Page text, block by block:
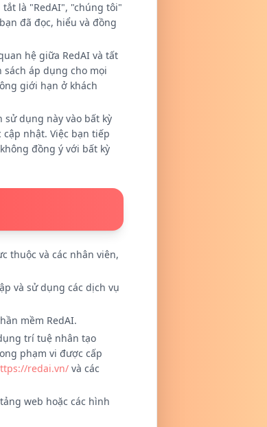
tắt là "RedAI", "chúng tôi"
đã đọc, hiểu và đồng
hệ giữa RedAI và tất
áp dụng cho mọi
giới hạn ở khách
dụng này vào bất kỳ
nhật. Việc bạn tiếp
đồng ý với bất kỳ
thuộc và các nhân viên,
và sử dụng các dịch vụ
mềm RedAI.
trí tuệ nhân tạo
phạm vi được cấp
redai.vn/ và các
web hoặc các hình